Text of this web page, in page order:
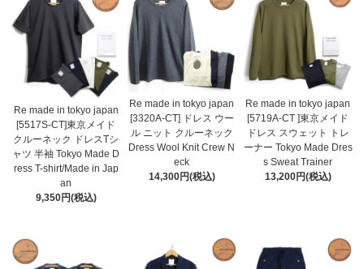
Re made in tokyo japan
[5517S-CT]東京メイド
クルーネック ドレスTシ
ャツ 半袖 Tokyo Made D
ress T-shirt/Made in Jap
an
9,350円(税込)
Re made in tokyo japan
[3320A-CT] ドレス ウー
ル ニット クルーネック
Dress Wool Knit Crew N
eck
14,300円(税込)
Re made in tokyo japan
[5719A-CT ]東京メイド
ドレス スウェット トレ
ーナー Tokyo Made Dres
s Sweat Trainer
13,200円(税込)